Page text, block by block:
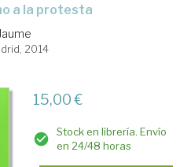
a la protesta
2014
15,00 €
Stock en librería. Envío
en 24/48 horas